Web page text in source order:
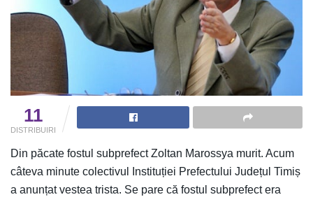
11
DISTRIBUIRI
Din păcate fostul subprefect Zoltan Marossya murit. Acum
câteva minute colectivul Instituției Prefectului Județul Timiș
a anunțat vestea trista. Se pare că fostul subprefect era